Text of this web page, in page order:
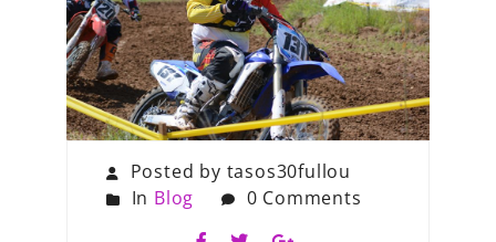
Posted by tasos30fullou
In Blog 0 Comments